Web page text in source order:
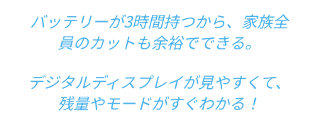
バッテリーが3時間持つから、家族全
員のカットも余裕でできる。
デジタルディスプレイが見やすくて、
残量やモードがすぐわかる！